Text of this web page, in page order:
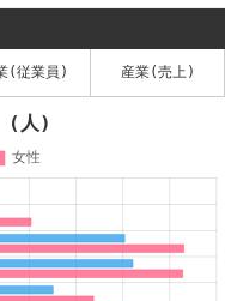
(従業員) 産業(売上)
(人)